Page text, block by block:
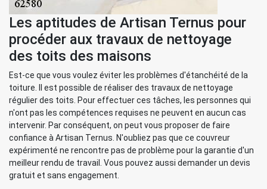
Les aptitudes de Artisan Ternus pour
procéder aux travaux de nettoyage
des toits des maisons
Est-ce que vous voulez éviter les problèmes d'étanchéité de la
toiture. Il est possible de réaliser des travaux de nettoyage
régulier des toits. Pour effectuer ces tâches, les personnes qui
n'ont pas les compétences requises ne peuvent en aucun cas
intervenir. Par conséquent, on peut vous proposer de faire
confiance à Artisan Ternus. N'oubliez pas que ce couvreur
expérimenté ne rencontre pas de problème pour la garantie d'un
meilleur rendu de travail. Vous pouvez aussi demander un devis
gratuit et sans engagement.